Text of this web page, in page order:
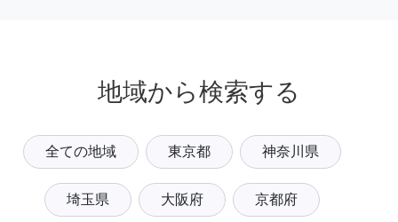
地域から検索する
全ての地域 東京都 神奈川県
埼玉県 大阪府 京都府